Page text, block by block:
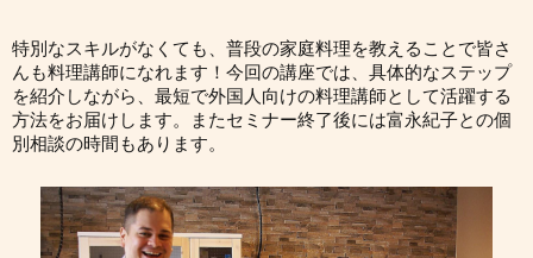
特別なスキルがなくても、普段の家庭料理を教えることで皆さ
んも料理講師になれます！今回の講座では、具体的なステップ
を紹介しながら、最短で外国人向けの料理講師として活躍する
方法をお届けします。またセミナー終了後には富永紀子との個
別相談の時間もあります。